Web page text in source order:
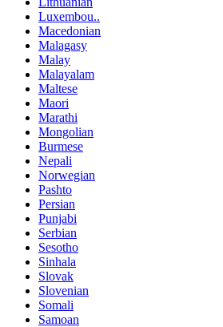
Luxembou..
Macedonian
Malagasy
Malay
Malayalam
Maltese
Maori
Marathi
Mongolian
Burmese
Nepali
Norwegian
Pashto
Persian
Punjabi
Serbian
Sesotho
Sinhala
Slovak
Slovenian
Somali
Samoan